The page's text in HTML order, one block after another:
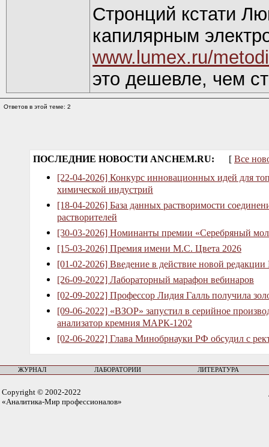
Стронций кстати
капилярным
www.lumex.ru/
это дешевле, чем
Ответов в этой теме: 2
ПОСЛЕДНИЕ НОВОСТИ ANCHEM.RU: [ Все
[22-04-2026] Конкурс инновационных идей для
химической индустрий
[18-04-2026] База данных растворимости
растворителей
[30-03-2026] Номинанты премии «Серебряный
[15-03-2026] Премия имени М.С. Цвета 2026
[01-02-2026] Введение в действие новой
[26-09-2022] Лабораторный марафон вебинаров
[02-09-2022] Профессор Лидия Галль получила
[09-06-2022] «ВЗОР» запустил в серийное
анализатор кремния МАРК-1202
[02-06-2022] Глава Минобрнауки РФ обсудил с
ЖУРНАЛ ЛАБОРАТОРИИ ЛИТЕРАТУРА
Copyright © 2002-2022
«Аналитика-Мир профессионалов»